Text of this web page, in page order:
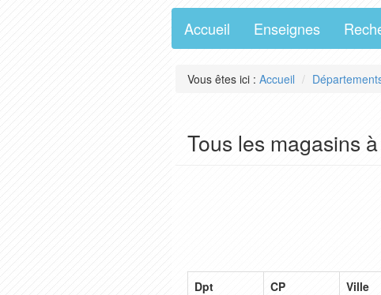
Accueil Enseignes
Vous êtes ici : Accueil
Tous les magasins
Dpt CP Ville